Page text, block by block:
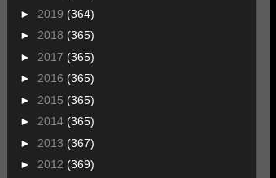
► 2019 (364)
► 2018 (365)
► 2017 (365)
► 2016 (365)
► 2015 (365)
► 2014 (365)
► 2013 (367)
► 2012 (369)